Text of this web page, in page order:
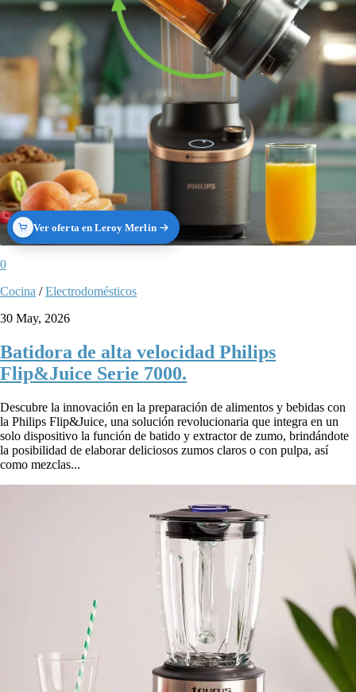
Ver oferta en Leroy Merlin
0
Cocina /Electrodomésticos
30 May, 2026
Batidora de alta velocidad Philips
Flip&Juice Serie 7000.
Descubre la innovación en la preparación de alimentos y bebidas con
la Philips Flip&Juice, una solución revolucionaria que integra en un
solo dispositivo la función de batido y extractor de zumo, brindándote
la posibilidad de elaborar deliciosos zumos claros o con pulpa, así
como mezclas...